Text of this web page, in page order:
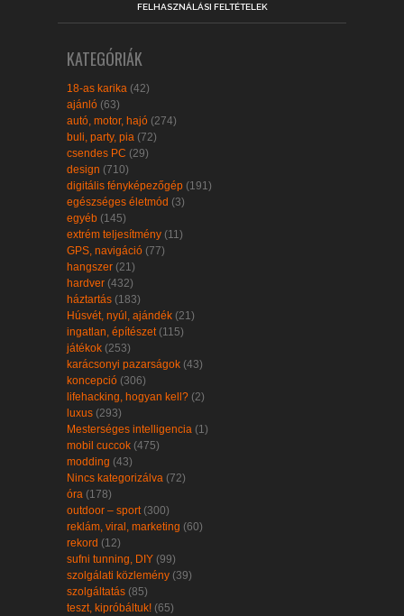
FELHASZNÁLÁSI FELTÉTELEK
KATEGÓRIÁK
18-as karika (42)
ajánló (63)
autó, motor, hajó (274)
buli, party, pia (72)
csendes PC (29)
design (710)
digitális fényképezőgép (191)
egészséges életmód (3)
egyéb (145)
extrém teljesítmény (11)
GPS, navigáció (77)
hangszer (21)
hardver (432)
háztartás (183)
Húsvét, nyúl, ajándék (21)
ingatlan, építészet (115)
játékok (253)
karácsonyi pazarságok (43)
koncepció (306)
lifehacking, hogyan kell? (2)
luxus (293)
Mesterséges intelligencia (1)
mobil cuccok (475)
modding (43)
Nincs kategorizálva (72)
óra (178)
outdoor – sport (300)
reklám, viral, marketing (60)
rekord (12)
sufni tunning, DIY (99)
szolgálati közlemény (39)
szolgáltatás (85)
teszt, kipróbáltuk! (65)